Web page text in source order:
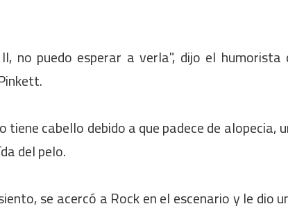
no puedo esperar a verla", dijo el humorista
tiene cabello debido a que padece de alopecia,
del pelo.
se acercó a Rock en el escenario y le dio